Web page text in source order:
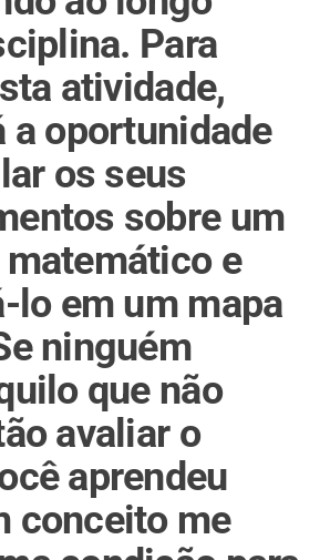
Para
atividade,
a oportunidade
os seus
sobre um
e
lo em um mapa
ninguém
que não
avaliar o
aprendeu
conceito me